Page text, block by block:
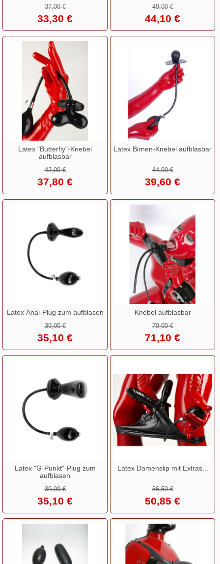
37,00 €
33,30 €
49,00 €
44,10 €
Latex "Butterfly"-Knebel
aufblasbar
42,00 €
37,80 €
Latex Birnen-Knebel aufblasbar
44,00 €
39,60 €
Latex Anal-Plug zum aufblasen
39,00 €
35,10 €
Knebel aufblasbar
79,00 €
71,10 €
Latex "G-Punkt"-Plug zum
aufblasen
39,00 €
35,10 €
Latex Damenslip mit Extras...
56,50 €
50,85 €